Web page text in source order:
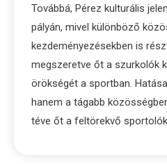
Továbbá, Pérez kulturális
pályán, mivel különböző
kezdeményezésekben is
megszeretve őt a szurkolók
örökségét a sportban.
hanem a tágabb
téve őt a feltörekvő